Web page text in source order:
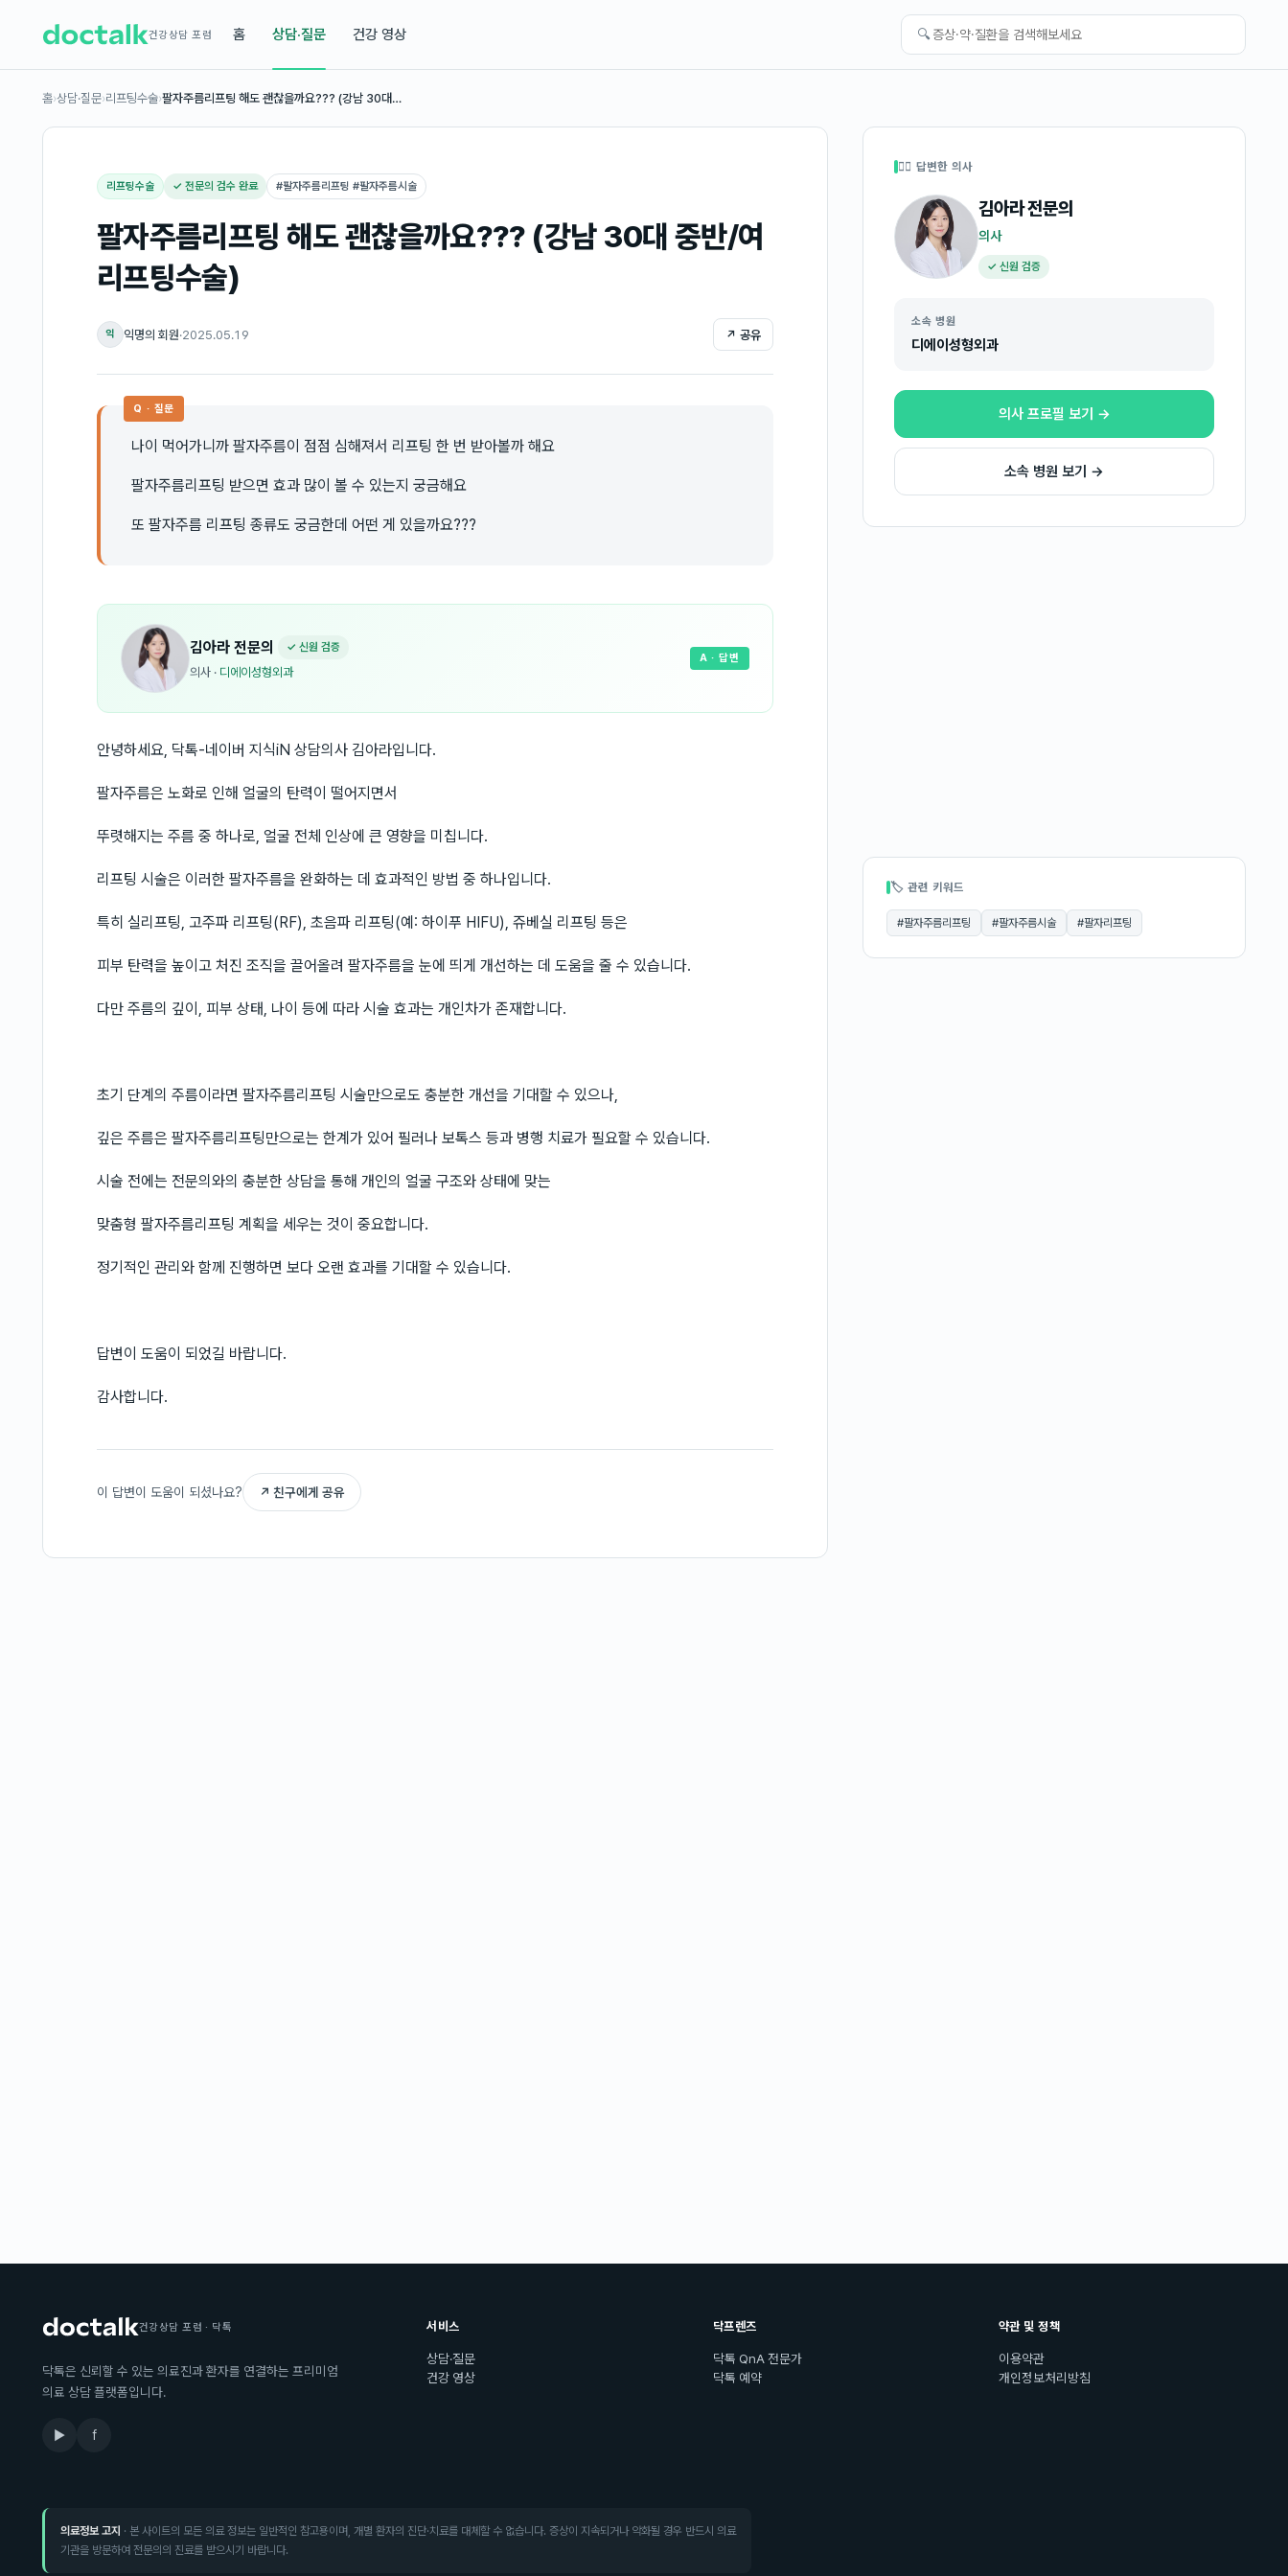
건강상담 포럼 홈 상담·질문 건강 영상 🔍
홈›상담·질문›리프팅수술›팔자주름리프팅 해도 괜찮을까요??? (강남 30대…
리프팅수술 ✓ 전문의 검수 완료 #팔자주름리프팅 #팔자주름시술
팔자주름리프팅 해도 괜찮을까요??? (강남 30대 중반/여
리프팅수술)
익 익명의 회원·2025.05.19 ↗ 공유
Q · 질문
나이 먹어가니까 팔자주름이 점점 심해져서 리프팅 한 번 받아볼까 해요
팔자주름리프팅 받으면 효과 많이 볼 수 있는지 궁금해요
또 팔자주름 리프팅 종류도 궁금한데 어떤 게 있을까요???
김아라 전문의 ✓ 신원 검증
의사 · 디에이성형외과
A · 답변
안녕하세요, 닥톡-네이버 지식iN 상담의사 김아라입니다.
팔자주름은 노화로 인해 얼굴의 탄력이 떨어지면서
뚜렷해지는 주름 중 하나로, 얼굴 전체 인상에 큰 영향을 미칩니다.
리프팅 시술은 이러한 팔자주름을 완화하는 데 효과적인 방법 중 하나입니다.
특히 실리프팅, 고주파 리프팅(RF), 초음파 리프팅(예: 하이푸 HIFU), 쥬베실 리프팅 등은
피부 탄력을 높이고 처진 조직을 끌어올려 팔자주름을 눈에 띄게 개선하는 데 도움을 줄 수 있습니다.
다만 주름의 깊이, 피부 상태, 나이 등에 따라 시술 효과는 개인차가 존재합니다.
초기 단계의 주름이라면 팔자주름리프팅 시술만으로도 충분한 개선을 기대할 수 있으나,
깊은 주름은 팔자주름리프팅만으로는 한계가 있어 필러나 보톡스 등과 병행 치료가 필요할 수 있습니다.
시술 전에는 전문의와의 충분한 상담을 통해 개인의 얼굴 구조와 상태에 맞는
맞춤형 팔자주름리프팅 계획을 세우는 것이 중요합니다.
정기적인 관리와 함께 진행하면 보다 오랜 효과를 기대할 수 있습니다.
답변이 도움이 되었길 바랍니다.
감사합니다.
이 답변이 도움이 되셨나요? ↗ 친구에게 공유
👩‍⚕️ 답변한 의사
김아라전문의
의사
✓ 신원 검증
소속 병원
디에이성형외과
의사 프로필 보기 →
소속 병원 보기 →
🏷 관련 키워드
#팔자주름리프팅 #팔자주름시술 #팔자리프팅
건강상담 포럼 · 닥톡
닥톡은 신뢰할 수 있는 의료진과 환자를 연결하는 프리미엄
의료 상담 플랫폼입니다.
▶ f
서비스
상담·질문
건강 영상
닥프렌즈
닥톡 QnA 전문가
닥톡 예약
약관 및 정책
이용약관
개인정보처리방침
의료정보 고지 · 본 사이트의 모든 의료 정보는 일반적인 참고용이며, 개별 환자의 진단·치료를 대체할 수 없습니다. 증상이 지속되거나 악화될 경우 반드시 의료
기관을 방문하여 전문의의 진료를 받으시기 바랍니다.